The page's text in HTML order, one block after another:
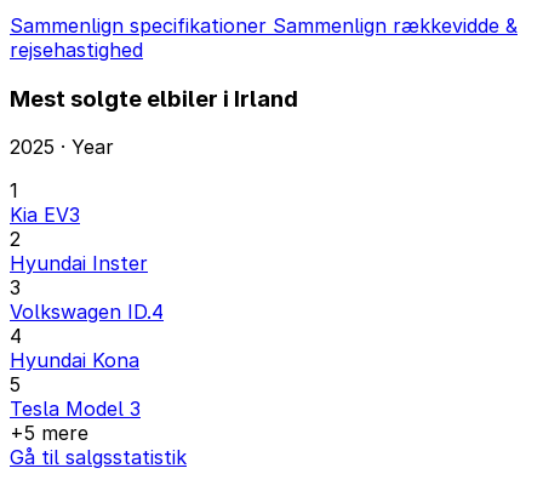
Sammenlign specifikationer Sammenlign rækkevidde &
rejsehastighed
Mest solgte elbiler i Irland
2025 · Year
1
Kia EV3
2
Hyundai Inster
3
Volkswagen ID.4
4
Hyundai Kona
5
Tesla Model 3
+5 mere
Gå til salgsstatistik